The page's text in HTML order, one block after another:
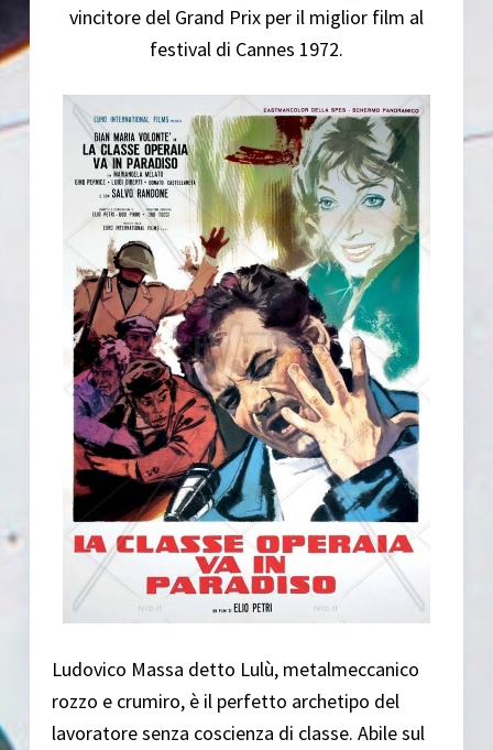
vincitore del Grand Prix per il miglior film al
festival di Cannes 1972.
Ludovico Massa detto Lulù, metalmeccanico
rozzo e crumiro, è il perfetto archetipo del
lavoratore senza coscienza di classe. Abile sul